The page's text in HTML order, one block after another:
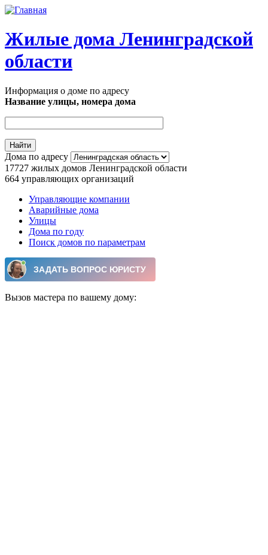
Перейти к основному содержанию
Жилые дома Ленинградской
области
Информация о доме по адресу
Название улицы, номера дома
Дома по адресу
17727 жилых домов Ленинградской области
664 управляющих организаций
Главное меню
Управляющие компании
Аварийные дома
Улицы
Дома по году
Поиск домов по параметрам
Вызов мастера по вашему дому: